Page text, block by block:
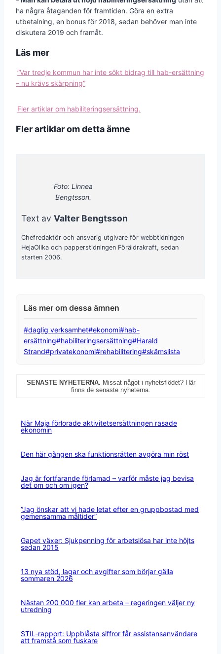
ha några åtaganden för framtiden. Göra en extra
utbetalning, en bonus för 2018, sedan behöver man inte
diskutera 2019 och framåt.
Läs mer
”Var tredje kommun har inte sökt bidrag till hab-ersättning
– nu krävs skärpning”
Fler artiklar om habiliteringsersättning.
Fler artiklar om detta ämne
Foto: Linnea
Bengtsson.
Text av Valter Bengtsson
Chefredaktör och ansvarig utgivare för webbtidningen
HejaOlika och papperstidningen Föräldrakraft, sedan
starten 2006.
Post
Tags:
#daglig verksamhet#ekonomi#hab-
ersättning#habiliteringsersättning#Harald
Strand#privatekonomi#rehabilitering#skämslista
SENASTE NYHETERNA. Missat något i nyhetsflödet? Här
finns de senaste nyheterna.
När Maja förlorade aktivitetsersättningen rasade
ekonomin
Den här gången ska funktionsrätten avgöra min röst
Jag är fortfarande förlamad – varför måste jag bevisa
det om och om igen?
”Jag önskar att vi hade letat efter en gruppbostad med
gemensamma måltider”
Gapet växer: Sjukpenning för arbetslösa har inte höjts
sedan 2015
13 nya stöd, lagar och avgifter som börjar gälla
sommaren 2026
Nästan 200 000 fler kan arbeta – regeringen väljer ny
utredning
STIL-rapport: Uppblåsta siffror får assistansanvändare
att framstå som fuskare